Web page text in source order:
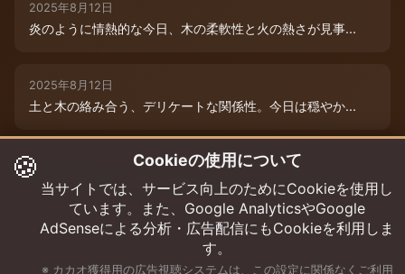
2025年8月12日
炎のように情熱的な今日、木の柔軟性と火の熱さが見事...
2025年8月12日
土と木の絡み合う、デリケートな関係性。今日は穏やか...
2025年8月12日
本日は、木と水の絶妙な相生エネルギーが、あなたの可...
🍪 Cookieの使用について
当サイトでは、サービス向上のためにCookieを使用し
ています。また、Google AnalyticsやGoogle
AdSenseによる分析・広告配信にもCookieを利用しま
す。
※ カカオ獲得用の広告視聴システムは、この設定に関係なくご利用